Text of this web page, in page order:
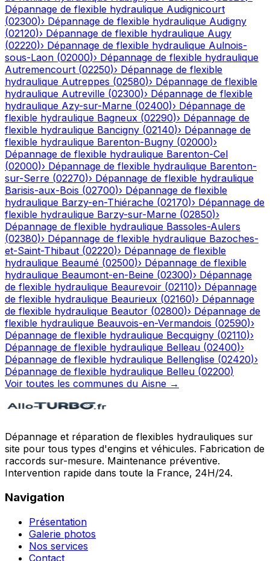
Dépannage de flexible hydraulique Audignicourt
(02300)› Dépannage de flexible hydraulique Audigny
(02120)› Dépannage de flexible hydraulique Augy
(02220)› Dépannage de flexible hydraulique Aulnois-
sous-Laon (02000)› Dépannage de flexible hydraulique
Autremencourt (02250)› Dépannage de flexible
hydraulique Autreppes (02580)› Dépannage de flexible
hydraulique Autreville (02300)› Dépannage de flexible
hydraulique Azy-sur-Marne (02400)› Dépannage de
flexible hydraulique Bagneux (02290)› Dépannage de
flexible hydraulique Bancigny (02140)› Dépannage de
flexible hydraulique Barenton-Bugny (02000)›
Dépannage de flexible hydraulique Barenton-Cel
(02000)› Dépannage de flexible hydraulique Barenton-
sur-Serre (02270)› Dépannage de flexible hydraulique
Barisis-aux-Bois (02700)› Dépannage de flexible
hydraulique Barzy-en-Thiérache (02170)› Dépannage de
flexible hydraulique Barzy-sur-Marne (02850)›
Dépannage de flexible hydraulique Bassoles-Aulers
(02380)› Dépannage de flexible hydraulique Bazoches-
et-Saint-Thibaut (02220)› Dépannage de flexible
hydraulique Beaumé (02500)› Dépannage de flexible
hydraulique Beaumont-en-Beine (02300)› Dépannage
de flexible hydraulique Beaurevoir (02110)› Dépannage
de flexible hydraulique Beaurieux (02160)› Dépannage
de flexible hydraulique Beautor (02800)› Dépannage de
flexible hydraulique Beauvois-en-Vermandois (02590)›
Dépannage de flexible hydraulique Becquigny (02110)›
Dépannage de flexible hydraulique Belleau (02400)›
Dépannage de flexible hydraulique Bellenglise (02420)›
Dépannage de flexible hydraulique Belleu (02200)
Voir toutes les communes du Aisne →
Dépannage et réparation de flexibles hydrauliques sur
site pour tous types d'engins et véhicules. Fabrication de
raccords sur-mesure. Maintenance préventive.
Intervention rapide dans toute la France, 24H/24.
Navigation
Présentation
Galerie photos
Nos services
Contact